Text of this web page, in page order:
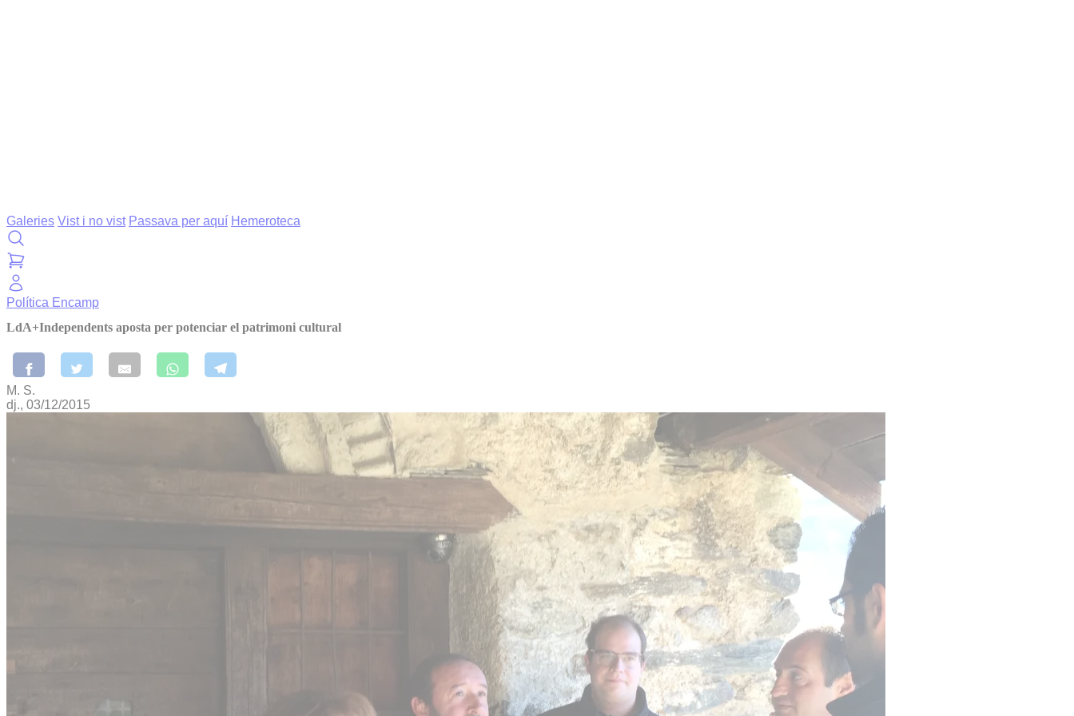
Galeries Vist i no vist Passava per aquí Hemeroteca
Política Encamp
LdA+Independents aposta per potenciar el patrimoni cultural
M. S.
dj., 03/12/2015